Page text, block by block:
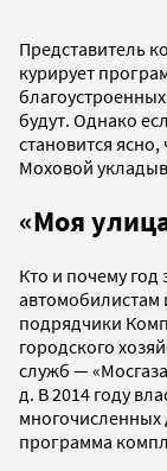
Представитель
курирует
будут. Однако
становится
Моховой
«Моя
Кто и почему
автомобилистам
подрядчики
городского
служб —
д. В 2014 году
многочисленных
программа